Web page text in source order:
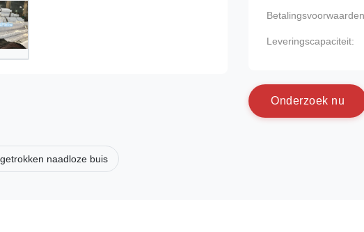
Leveringscapaciteit:
Onderzoek nu
naadloze buis